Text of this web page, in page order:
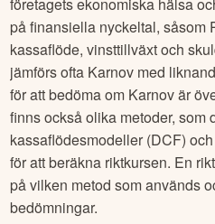
företagets ekonomiska hälsa
på finansiella nyckeltal, såsom
kassaflöde, vinsttillväxt och
jämförs ofta Karnov med
för att bedöma om Karnovär
finns också olika metoder, som
kassaflödesmodeller (DCF)
för att beräkna riktkursen. En
på vilken metod som används
bedömningar.